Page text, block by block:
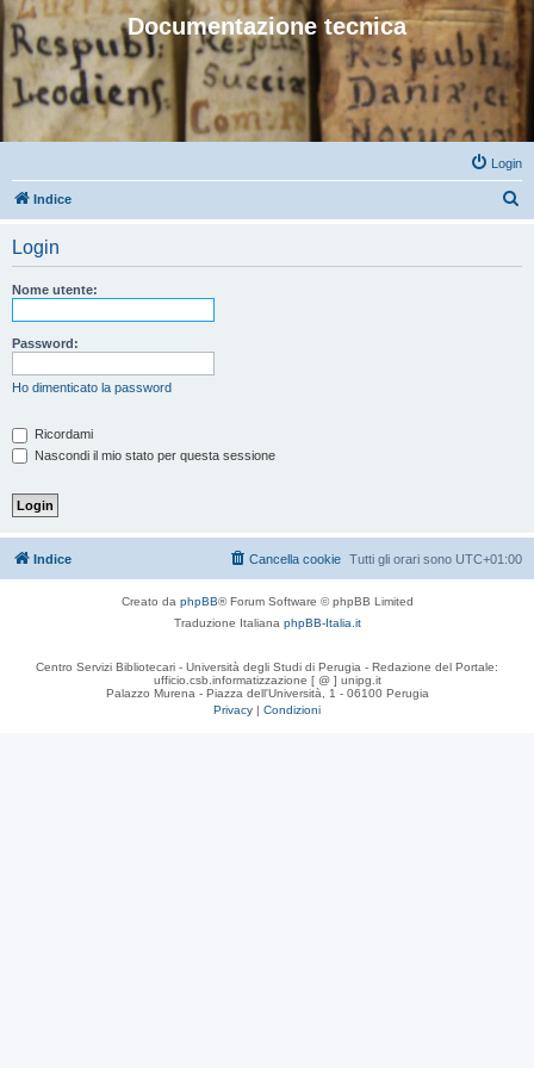
Documentazione tecnica
Login
Indice
Login
Nome utente:
Password:
Ho dimenticato la password
Ricordami
Nascondi il mio stato per questa sessione
Indice Tutti gli orari sono UTC+01:00
Cancella cookie
Creato da phpBB® Forum Software © phpBB Limited
Traduzione Italiana phpBB-Italia.it
Centro Servizi Bibliotecari - Università degli Studi di Perugia - Redazione del Portale:
ufficio.csb.informatizzazione [ @ ] unipg.it
Palazzo Murena - Piazza dell'Università, 1 - 06100 Perugia
Privacy | Condizioni